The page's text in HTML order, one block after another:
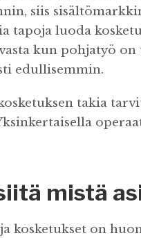
siis
tapoja luoda
kun pohjatyö on
edullisemmin.
takia
mistä
kosketukset on